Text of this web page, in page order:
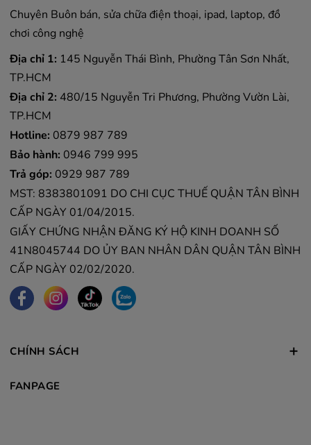
Chuyên Buôn bán, sửa chữa điện thoại, ipad, laptop, đồ
chơi công nghệ
Địa chỉ 1: 145 Nguyễn Thái Bình, Phường Tân Sơn Nhất,
TP.HCM
Địa chỉ 2: 480/15 Nguyễn Tri Phương, Phường Vườn Lài,
TP.HCM
Hotline: 0879 987 789
Bảo hành: 0946 799 995
Trả góp: 0929 987 789
MST: 8383801091 DO CHI CỤC THUẾ QUẬN TÂN BÌNH
CẤP NGÀY 01/04/2015.
GIẤY CHỨNG NHẬN ĐĂNG KÝ HỘ KINH DOANH SỐ
41N8045744 DO ỦY BAN NHÂN DÂN QUẬN TÂN BÌNH
CẤP NGÀY 02/02/2020.
CHÍNH SÁCH
FANPAGE